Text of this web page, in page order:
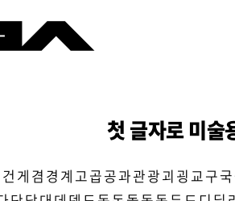
첫 글자로 미술
건 게 겸 경 계 고곱공과관광괴 굉 교구국